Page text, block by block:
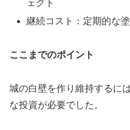
ェクト
継続コスト：定期的な
ここまでのポイント
城の白壁を作り維持するに
な投資が必要でした。